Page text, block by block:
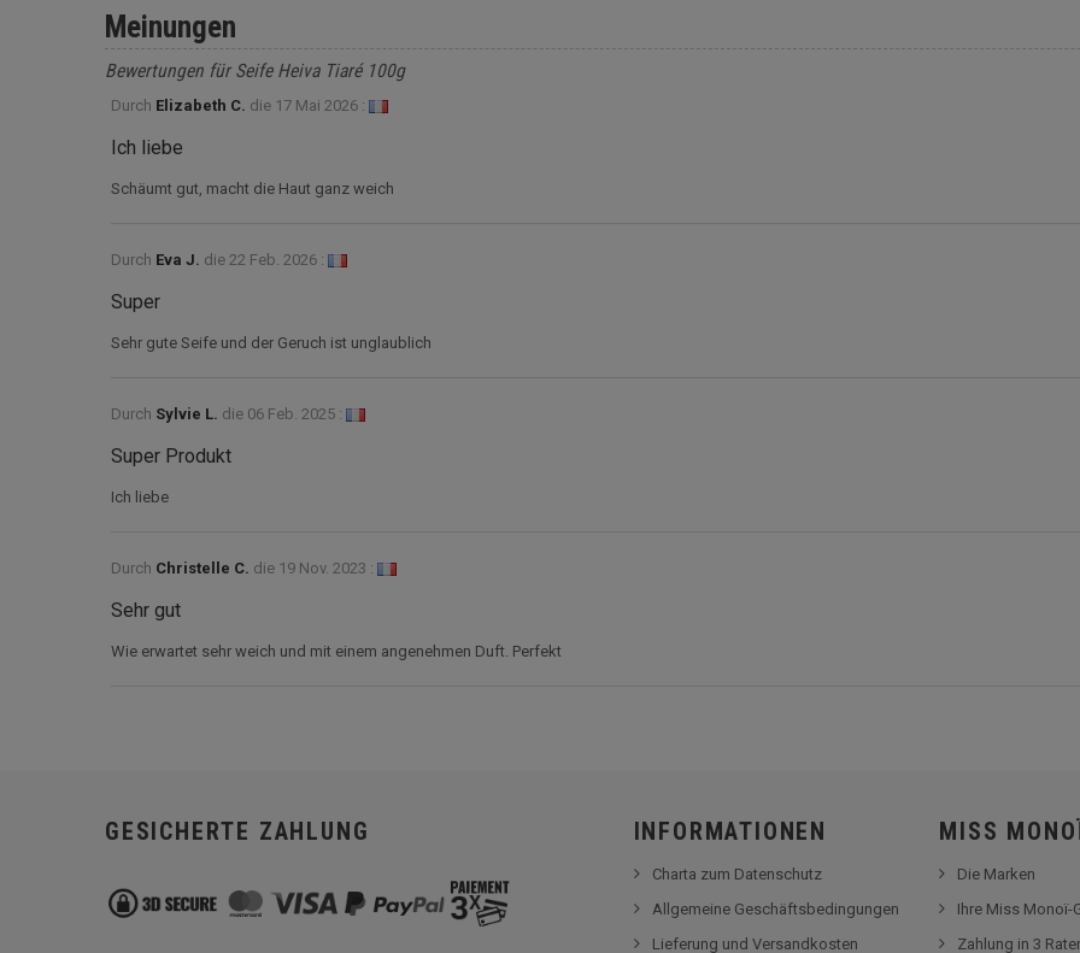
Meinungen
Bewertungen für Seife Heiva Tiaré 100g
Durch Elizabeth C. die 17 Mai 2026 :
Ich liebe
Schäumt gut, macht die Haut ganz weich
Durch Eva J. die 22 Feb. 2026 :
Super
Sehr gute Seife und der Geruch ist unglaublich
Durch Sylvie L. die 06 Feb. 2025 :
Super Produkt
Ich liebe
Durch Christelle C. die 19 Nov. 2023 :
Sehr gut
Wie erwartet sehr weich und mit einem angenehmen Duft. Perfekt
GESICHERTE ZAHLUNG INFORMATIONEN
Charta zum Datenschutz
Allgemeine Geschäftsbedingungen
Lieferung und Versandkosten
MISS
Die Marken
Ihre Miss Monoï-
Zahlung in 3